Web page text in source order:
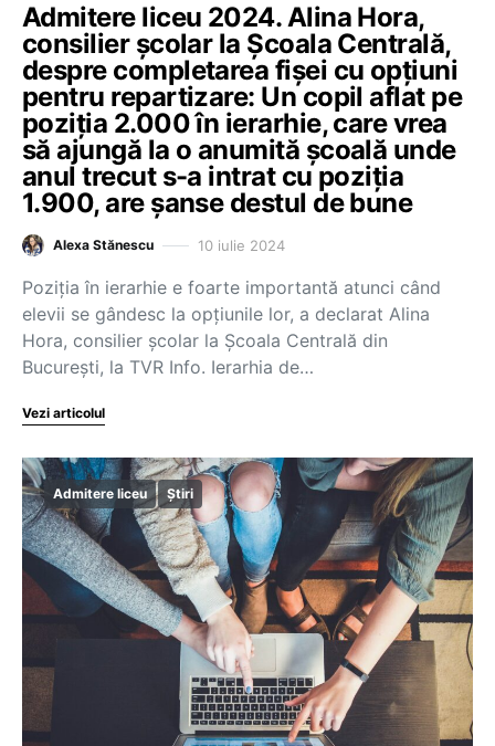
Admitere liceu 2024. Alina Hora,
consilier școlar la Școala Centrală,
despre completarea fișei cu opțiuni
pentru repartizare: Un copil aflat pe
poziția 2.000 în ierarhie, care vrea
să ajungă la o anumită școală unde
anul trecut s-a intrat cu poziția
1.900, are șanse destul de bune
Alexa Stănescu 10 iulie 2024
Poziția în ierarhie e foarte importantă atunci când
elevii se gândesc la opțiunile lor, a declarat Alina
Hora, consilier școlar la Școala Centrală din
București, la TVR Info. Ierarhia de…
Vezi articolul
Admitere liceu Știri